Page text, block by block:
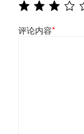
评论内容*